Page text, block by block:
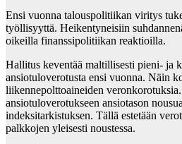
Ensi vuonna talouspolitiikan viritys
työllisyyttä. Heikentyneisiin
oikeilla finanssipolitiikan reaktioilla.
Hallitus keventää maltillisesti pieni- ja
ansiotuloverotusta ensi vuonna. Näin
liikennepolttoaineiden
ansiotuloverotukseen ansiotason
indeksitarkistuksen. Tällä estetään
palkkojen yleisesti noustessa.